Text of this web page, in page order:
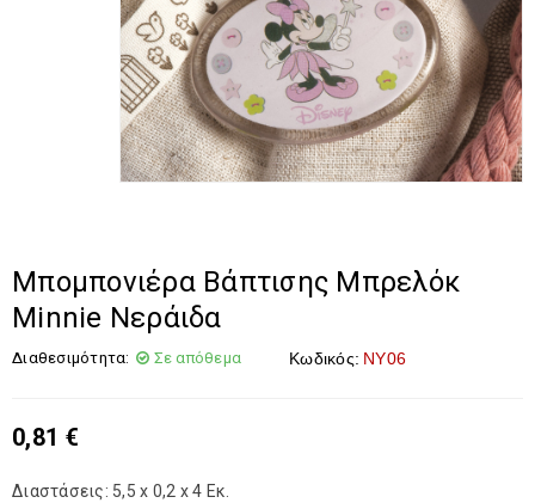
Μπομπονιέρα Βάπτισης Μπρελόκ
Minnie Νεράιδα
Διαθεσιμότητα: Σε απόθεμα Κωδικός: NY06
0,81 €
Διαστάσεις: 5,5 x 0,2 x 4 Εκ.